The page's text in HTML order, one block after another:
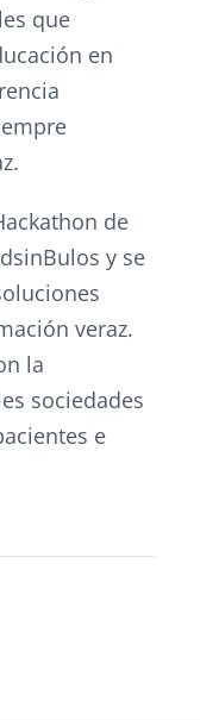
que
en
de
y se
veraz.
la
sociedades
e